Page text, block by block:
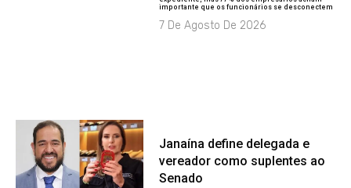
importante que os funcionários se desconectem
7 De Agosto De 2026
Janaína define delegada e
vereador como suplentes ao
Senado